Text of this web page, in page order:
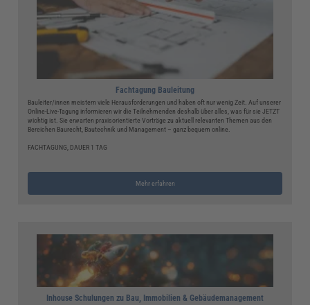
Fachtagung Bauleitung
Bauleiter/innen meistern viele Herausforderungen und haben oft nur wenig Zeit. Auf unserer
Online-Live-Tagung informieren wir die Teilnehmenden deshalb über alles, was für sie JETZT
wichtig ist. Sie erwarten praxisorientierte Vorträge zu aktuell relevanten Themen aus den
Bereichen Baurecht, Bautechnik und Management – ganz bequem online.
FACHTAGUNG, DAUER 1 TAG
Mehr erfahren
Inhouse Schulungen zu Bau, Immobilien & Gebäudemanagement